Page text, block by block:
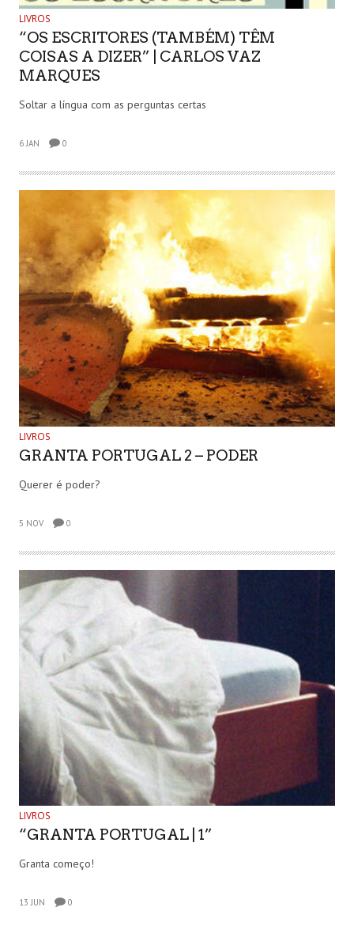
LIVROS
“OS ESCRITORES (TAMBÉM) TÊM
COISAS A DIZER” | CARLOS VAZ
MARQUES
Soltar a língua com as perguntas certas
6 JAN 0
LIVROS
GRANTA PORTUGAL 2 – PODER
Querer é poder?
5 NOV 0
LIVROS
“GRANTA PORTUGAL | 1”
Granta começo!
13 JUN 0